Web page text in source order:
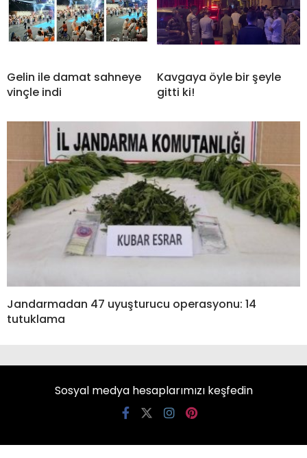
Gelin ile damat sahneye
vinçle indi
Kavgaya öyle bir şeyle
gitti ki!
Jandarmadan 47 uyuşturucu operasyonu: 14
tutuklama
Sosyal medya hesaplarımızı keşfedin